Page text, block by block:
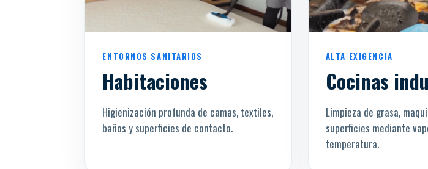
ENTORNOS SANITARIOS
Habitaciones
Higienización profunda de camas, textiles,
baños y superficies de contacto.
ALTA EXIGENCIA
Cocinas
Limpieza de grasa,
superficies mediante
temperatura.